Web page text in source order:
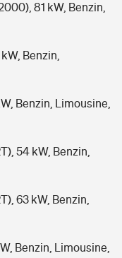
81 kW, Benzin,
Benzin,
Benzin, Limousine,
54 kW, Benzin,
63 kW, Benzin,
Benzin, Limousine,